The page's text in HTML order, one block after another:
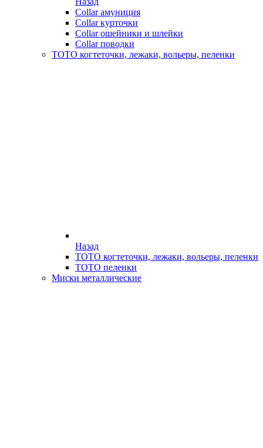
Collar амуниция
Collar курточки
Collar ошейники и шлейки
Collar поводки
ТОТО когтеточки, лежаки, вольеры, пеленки
Назад
ТОТО когтеточки, лежаки, вольеры, пеленки
ТОТО пеленки
Миски металлические